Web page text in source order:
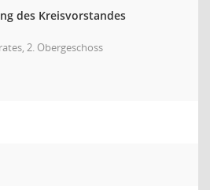
des Kreisvorstandes
2. Obergeschoss